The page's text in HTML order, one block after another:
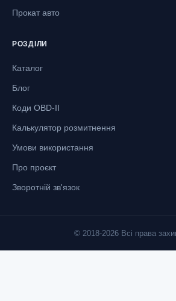
Прокат авто
РОЗДІЛИ
Каталог
Блог
Коди OBD-II
Калькулятор розмитнення
Умови використання
Про проєкт
Зворотній зв'язок
© 2018-2026 Всі права